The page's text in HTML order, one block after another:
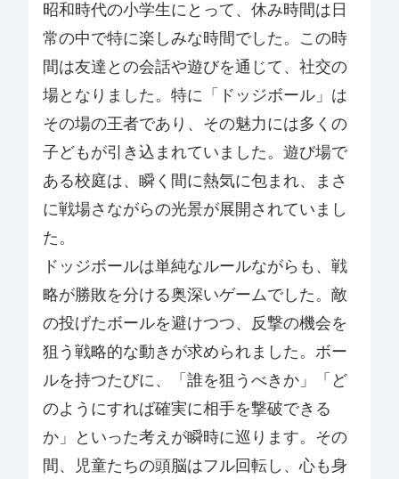
昭和時代の小学生にとって、休み時間は日
常の中で特に楽しみな時間でした。この時
間は友達との会話や遊びを通じて、社交の
場となりました。特に「ドッジボール」は
その場の王者であり、その魅力には多くの
子どもが引き込まれていました。遊び場で
ある校庭は、瞬く間に熱気に包まれ、まさ
に戦場さながらの光景が展開されていまし
た。
ドッジボールは単純なルールながらも、戦
略が勝敗を分ける奥深いゲームでした。敵
の投げたボールを避けつつ、反撃の機会を
狙う戦略的な動きが求められました。ボー
ルを持つたびに、「誰を狙うべきか」「ど
のようにすれば確実に相手を撃破できる
か」といった考えが瞬時に巡ります。その
間、児童たちの頭脳はフル回転し、心も身